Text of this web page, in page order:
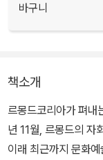
바구니
책소개
르몽드코리아가 펴
년 11월, 르몽드의 자
이래 최근까지 문화